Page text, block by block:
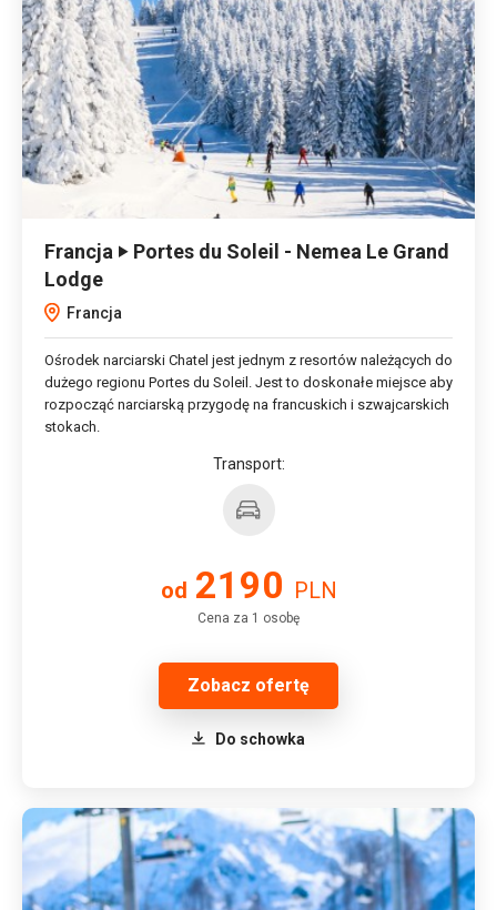
Francja ‣ Portes du Soleil - Nemea Le Grand
Lodge
Francja
Ośrodek narciarski Chatel jest jednym z resortów należących do
dużego regionu Portes du Soleil. Jest to doskonałe miejsce aby
rozpocząć narciarską przygodę na francuskich i szwajcarskich
stokach.
od 2190 PLN
Cena za 1 osobę
Transport:
Zobacz ofertę
Do schowka